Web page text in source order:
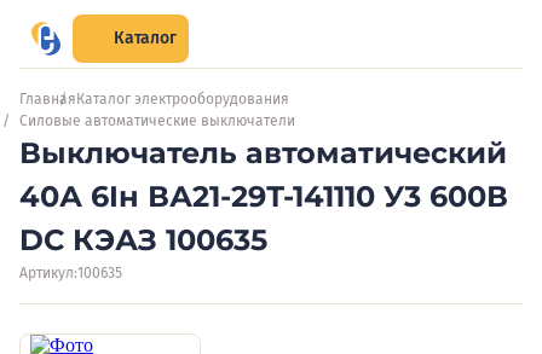
Каталог
Главная Каталог электрооборудования
Силовые автоматические выключатели
Выключатель автоматический
40А 6Iн ВА21-29Т-141110 У3 600В
DC КЭАЗ 100635
Артикул:100635